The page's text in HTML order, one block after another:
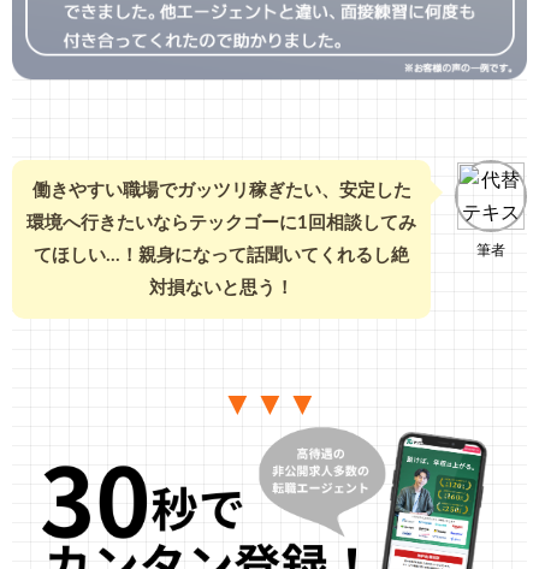
筆者
働きやすい職場でガッツリ稼ぎたい、安定した
環境へ行きたいならテックゴーに1回相談してみ
てほしい…！親身になって話聞いてくれるし絶
対損ないと思う！
▼▼▼